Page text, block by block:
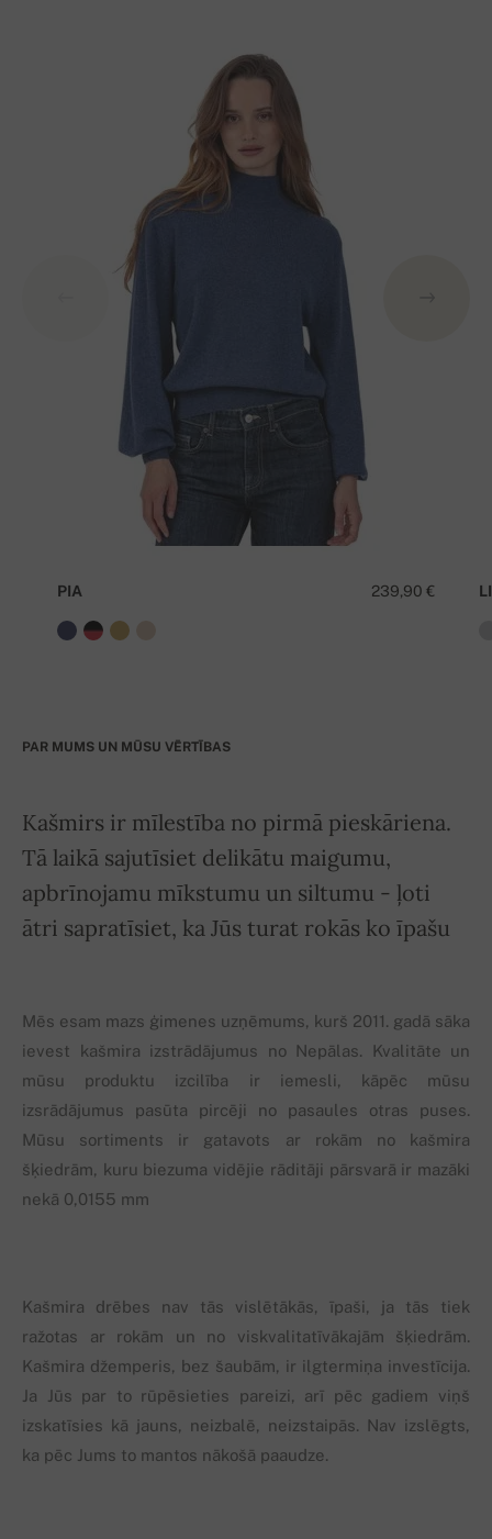
239,90 €
PIA
PAR MUMS UN MŪSU VĒRTĪBAS
Kašmirs ir mīlestība no pirmā pieskāriena.
Tā laikā sajutīsiet delikātu maigumu,
apbrīnojamu mīkstumu un siltumu - ļoti
ātri sapratīsiet, ka Jūs turat rokās ko īpašu
Mēs esam mazs ģimenes uzņēmums, kurš 2011. gadā sāka
ievest kašmira izstrādājumus no Nepālas. Kvalitāte un
mūsu produktu izcilība ir iemesli, kāpēc mūsu
izsrādājumus pasūta pircēji no pasaules otras puses.
Mūsu sortiments ir gatavots ar rokām no kašmira
šķiedrām, kuru biezuma vidējie rāditāji pārsvarā ir mazāki
nekā 0,0155 mm
Kašmira drēbes nav tās vislētākās, īpaši, ja tās tiek
ražotas ar rokām un no viskvalitatīvākajām šķiedrām.
Kašmira džemperis, bez šaubām, ir ilgtermiņa investīcija.
Ja Jūs par to rūpēsieties pareizi, arī pēc gadiem viņš
izskatīsies kā jauns, neizbalē, neizstaipās. Nav izslēgts,
ka pēc Jums to mantos nākošā paaudze.